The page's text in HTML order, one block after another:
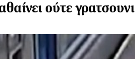
ούτε